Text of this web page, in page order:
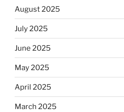
August 2025
July 2025
June 2025
May 2025
April 2025
March 2025